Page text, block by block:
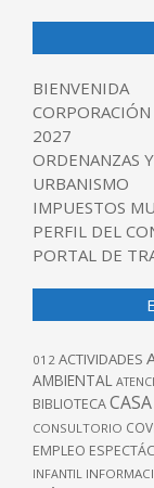
BIENVENIDA
2027
ORDENANZAS
URBANISMO
IMPUESTOS
PERFIL DEL
PORTAL DE
012 ACTIVIDADES
AMBIENTAL
BIBLIOTECACASA
CONSULTORIO
EMPLEO
INFANTIL